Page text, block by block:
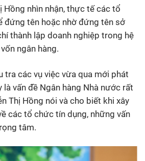
Hồng nhìn nhận, thực tế các tổ
đứng tên hoặc nhờ đứng tên sở
thành lập doanh nghiệp trong hệ
ngân hàng.
tra các vụ việc vừa qua mới phát
là vấn đề Ngân hàng Nhà nước rất
Thị Hồng nói và cho biết khi xây
các tổ chức tín dụng, những vấn
tâm.